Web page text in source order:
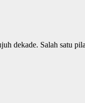
Salah satu